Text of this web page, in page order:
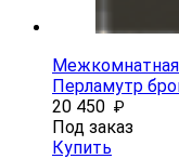
Межкомнатная
Перламутр
20 450 ₽
Под заказ
Купить